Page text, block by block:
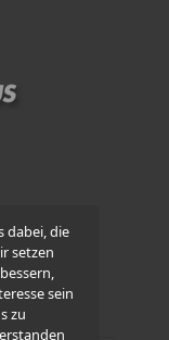
dabei, die
setzen
sein
zu